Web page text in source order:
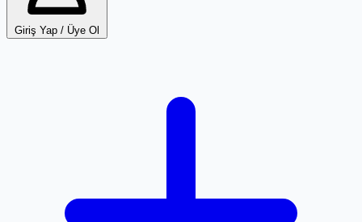
Giriş Yap / Üye Ol